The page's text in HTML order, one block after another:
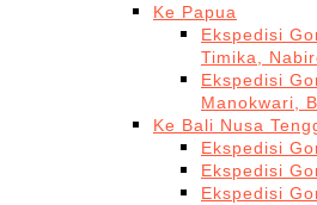
Ke Papua
Ekspedisi
Timika,
Ekspedisi
Manokwari,
Ke Bali Nusa
Ekspedisi
Ekspedisi
Ekspedisi